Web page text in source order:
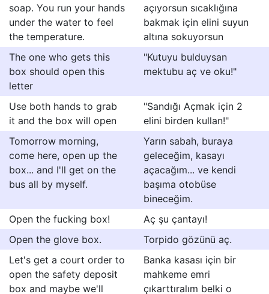
soap. You run your hands
under the water to feel
the temperature.
açıyorsun sıcaklığına
bakmak için elini suyun
altına sokuyorsun
The one who gets this
box should open this
letter
"Kutuyu bulduysan
mektubu aç ve oku!"
Use both hands to grab
it and the box will open
"Sandığı Açmak için 2
elini birden kullan!"
Tomorrow morning,
come here, open up the
box... and I'll get on the
bus all by myself.
Yarın sabah, buraya
geleceğim, kasayı
açacağım... ve kendi
başıma otobüse
bineceğim.
Open the fucking box!
Aç şu çantayı!
Open the glove box.
Torpido gözünü aç.
Let's get a court order to
open the safety deposit
box and maybe we'll
Banka kasası için bir
mahkeme emri
çıkarttıralım belki o